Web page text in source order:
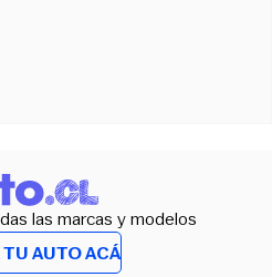
las marcas y modelos
AUTO ACÁ